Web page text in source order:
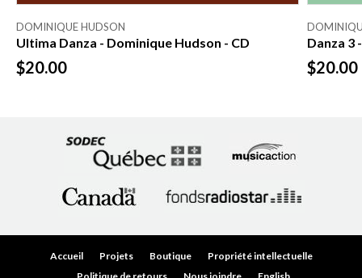
DOMINIQUE HUDSON
Ultima Danza - Dominique Hudson - CD
$20.00
Danza 3
$20.00
Accueil Projets Boutique
Propriété intellectuelle